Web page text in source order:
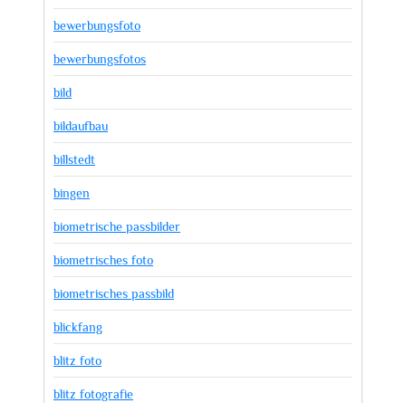
bewerbungsfoto
bewerbungsfotos
bild
bildaufbau
billstedt
bingen
biometrische passbilder
biometrisches foto
biometrisches passbild
blickfang
blitz foto
blitz fotografie